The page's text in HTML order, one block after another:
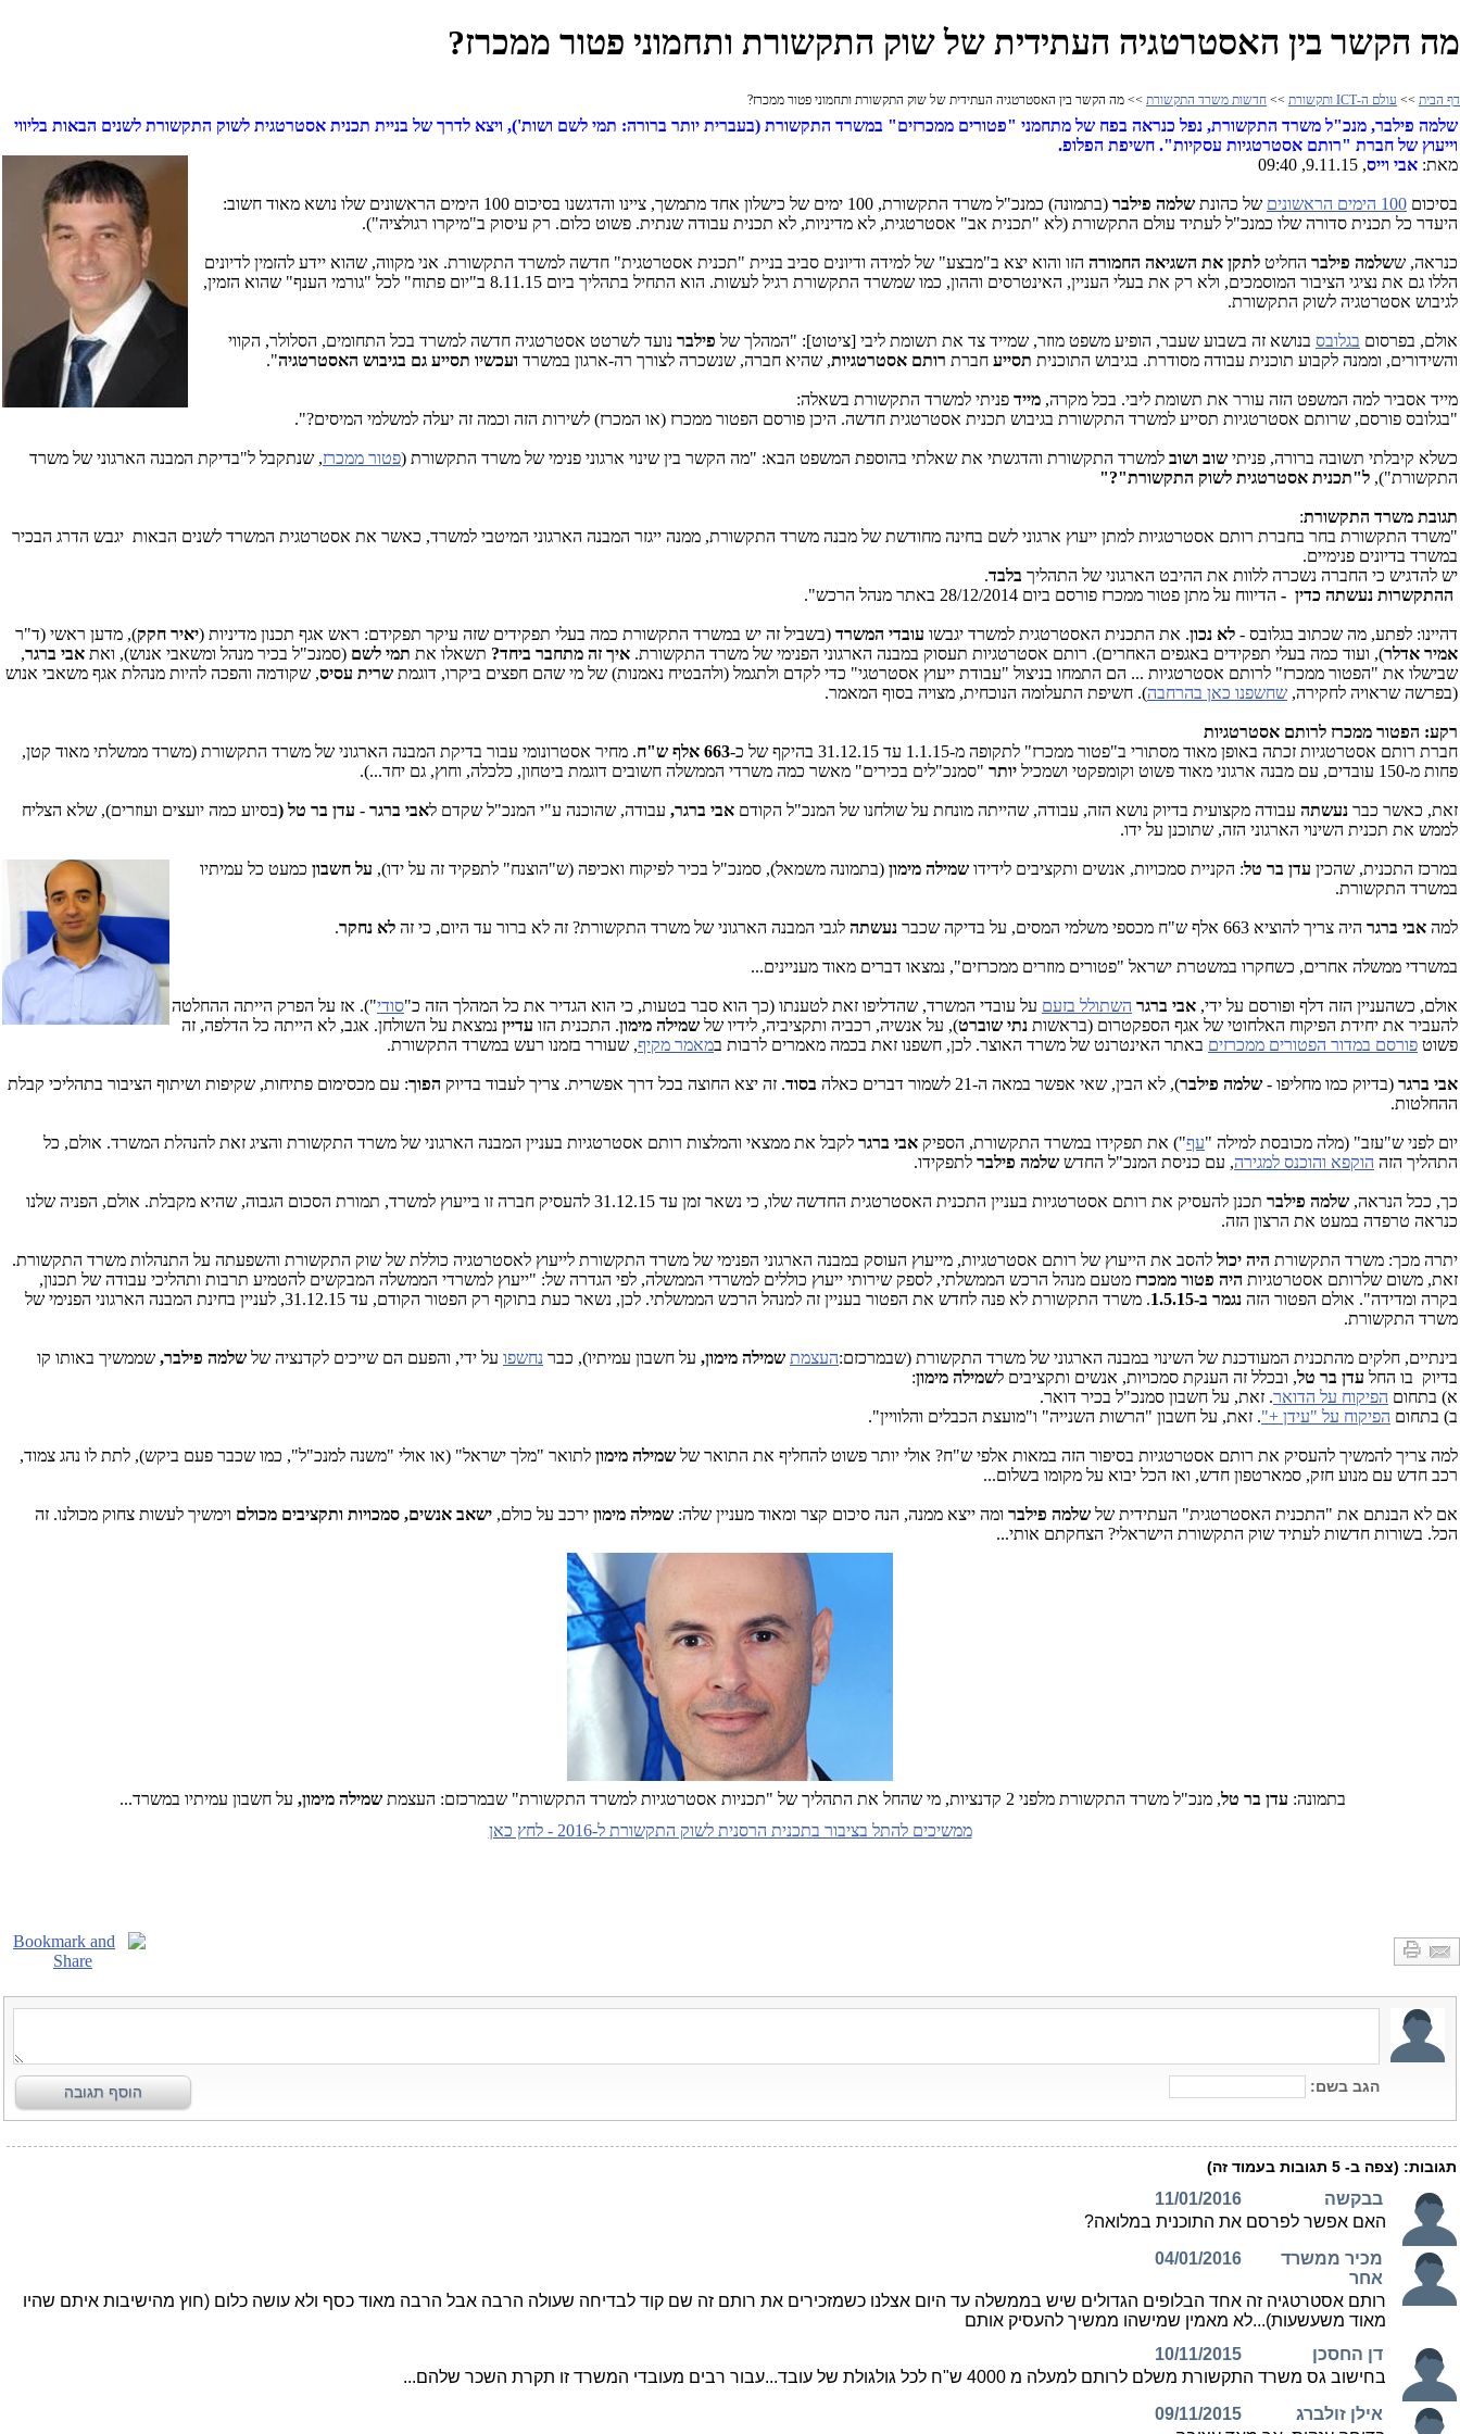
מה הקשר בין האסטרטגיה העתידית של שוק התקשורת ותחמוני פטור ממכרז?
דף הבית >> עולם ה-ICT ותקשורת >> חדשות משרד התקשורת >> מה הקשר בין האסטרטגיה העתידית של שוק התקשורת ותחמוני פטור ממכרז?
שלמה פילבר, מנכ"ל משרד התקשורת, נפל כנראה בפח של מתחמני "פטורים ממכרזים" במשרד התקשורת (בעברית יותר ברורה: תמי לשם ושות'), ויצא לדרך של בניית תכנית אסטרטגית לשוק התקשורת לשנים הבאות בליווי
וייעוץ של חברת "רותם אסטרטגיות עסקיות". חשיפת הפלופ.
מאת: אבי וייס, 9.11.15, 09:40
בסיכום 100 הימים הראשונים של כהונת שלמה פילבר
(בתמונה) כמנכ"ל משרד התקשורת, 100 ימים של כישלון אחד מתמשך, ציינו והדגשנו בסיכום 100 הימים הראשונים שלו נושא מאוד חשוב:
היעדר כל תכנית סדורה שלו כמנכ"ל לעתיד עולם התקשורת (לא "תכנית אב" אסטרטגית, לא מדיניות, לא תכנית עבודה שנתית. פשוט כלום. רק עיסוק ב"מיקרו רגולציה").
כנראה, ששלמה פילבר החליט לתקן את השגיאה החמורה הזו והוא יצא ב"מבצע" של למידה ודיונים סביב בניית "תכנית אסטרטגית" חדשה למשרד התקשורת. אני מקווה, שהוא יידע להזמין לדיונים
הללו גם את נציגי הציבור המוסמכים, ולא רק את בעלי העניין, האינטרסים וההון, כמו שמשרד התקשורת רגיל לעשות. הוא התחיל בתהליך ביום 8.11.15 ב"יום פתוח" לכל "גורמי הענף" שהוא הזמין,
לגיבוש אסטרטגיה לשוק התקשורת.
אולם, בפרסום בגלובס בנושא זה בשבוע שעבר, הופיע משפט מוזר, שמייד צד את תשומת ליבי [ציטוט]: "המהלך של פילבר נועד לשרטט אסטרטגיה חדשה למשרד בכל התחומים, הסלולר, הקווי
והשידורים, וממנה לקבוע תוכנית עבודה מסודרת. בגיבוש התוכנית תסייע חברת רותם אסטרטגיות, שהיא חברה, שנשכרה לצורך רה-ארגון במשרד ועכשיו תסייע גם בגיבוש האסטרטגיה".
מייד אסביר למה המשפט הזה עורר את תשומת ליבי. בכל מקרה, מייד פניתי למשרד התקשורת בשאלה:
"בגלובס פורסם, שרותם אסטרטגיות תסייע למשרד התקשורת בגיבוש תכנית אסטרטגית חדשה. היכן פורסם הפטור ממכרז (או המכרז) לשירות הזה וכמה זה יעלה למשלמי המיסים?".
כשלא קיבלתי תשובה ברורה, פניתי שוב ושוב למשרד התקשורת והדגשתי את שאלתי בהוספת המשפט הבא: "מה הקשר בין שינוי ארגוני פנימי של משרד התקשורת (פטור ממכרז, שנתקבל ל"בדיקת המבנה הארגוני של משרד
התקשורת"), ל"תכנית אסטרטגית לשוק התקשורת"?"
תגובת משרד התקשורת:
"משרד התקשורת בחר בחברת רותם אסטרטגיות למתן ייעוץ ארגוני לשם בחינה מחודשת של מבנה משרד התקשורת, ממנה ייגזר המבנה הארגוני המיטבי למשרד, כאשר את אסטרטגית המשרד לשנים הבאות יגבש הדרג הבכיר
במשרד בדיונים פנימיים.
יש להדגיש כי החברה נשכרה ללוות את ההיבט הארגוני של התהליך בלבד.
ההתקשרות נעשתה כדין - הדיווח על מתן פטור ממכרז פורסם ביום 28/12/2014 באתר מנהל הרכש".
דהיינו: לפתע, מה שכתוב בגלובס - לא נכון. את התכנית האסטרטגית למשרד יגבשו עובדי המשרד (בשביל זה יש במשרד התקשורת כמה בעלי תפקידים שזה עיקר תפקידם: ראש אגף תכנון מדיניות (יאיר חקק), מדען ראשי (ד"ר
אמיר אדלר), ועוד כמה בעלי תפקידים באגפים האחרים). רותם אסטרטגיות תעסוק במבנה הארגוני הפנימי של משרד התקשורת. איך זה מתחבר ביחד? תשאלו את תמי לשם (סמנכ"ל בכיר מנהל ומשאבי אנוש), ואת אבי ברגר,
שבישלו את "הפטור ממכרז" לרותם אסטרטגיות ... הם התמחו בניצול "עבודת ייעוץ אסטרטגי" כדי לקדם ולתגמל (ולהבטיח נאמנות) של מי שהם חפצים ביקרו, דוגמת שרית עסיס, שקודמה והפכה להיות מנהלת אגף משאבי אנוש
(בפרשה שראויה לחקירה, שחשפנו כאן בהרחבה). חשיפת התעלומה הנוכחית, מצויה בסוף המאמר.
רקע: הפטור ממכרז לרותם אסטרטגיות
חברת רותם אסטרטגיות זכתה באופן מאוד מסתורי ב"פטור ממכרז" לתקופה מ-1.1.15 עד 31.12.15 בהיקף של כ-
663 אלף ש"ח
. מחיר אסטרונומי עבור בדיקת המבנה הארגוני של משרד התקשורת (משרד ממשלתי מאוד קטן,
פחות מ-150 עובדים, עם מבנה ארגוני מאוד פשוט וקומפקטי ושמכיל
יותר "סמנכ"לים בכירים" מאשר כמה משרדי הממשלה חשובים דוגמת ביטחון, כלכלה, וחוץ, גם יחד...).
זאת, כאשר כבר נעשתה עבודה מקצועית בדיוק נושא הזה, עבודה, שהייתה מונחת על שולחנו של המנכ"ל הקודם אבי ברגר, עבודה, שהוכנה ע"י המנכ"ל שקדם לאבי ברגר - עדן בר טל (בסיוע כמה יועצים ועוזרים), שלא הצליח
לממש את תכנית השינוי הארגוני הזה, שתוכנן על ידו.
במרכז התכנית, שהכין עדן בר טל: הקניית סמכויות, אנשים ותקציבים לידידו שמילה מימון (בתמונה משמאל), סמנכ"ל בכיר לפיקוח ואכיפה (ש"הוצנח" לתפקיד זה על ידו), על חשבון כמעט כל עמיתיו
במשרד התקשורת.
למה אבי ברגר היה צריך להוציא 663 אלף ש"ח מכספי משלמי המסים, על בדיקה שכבר נעשתה לגבי המבנה הארגוני של משרד התקשורת? זה לא ברור עד היום, כי זה לא נחקר.
במשרדי ממשלה אחרים, כשחקרו במשטרת ישראל "פטורים מוזרים ממכרזים", נמצאו דברים מאוד מעניינים...
אולם, כשהעניין הזה דלף ופורסם על ידי, אבי ברגר השתולל בזעם על עובדי המשרד, שהדליפו זאת לטענתו (כך הוא סבר בטעות, כי הוא הגדיר את כל המהלך הזה כ"סודי"). אז על הפרק הייתה ההחלטה
להעביר את יחידת הפיקוח האלחוטי של אגף הספקטרום (בראשות נתי שוברט), על אנשיה, רכביה ותקציביה, לידיו של שמילה מימון. התכנית הזו עדיין נמצאת על השולחן. אגב, לא הייתה כל הדלפה, זה
פשוט פורסם במדור הפטורים ממכרזים באתר האינטרנט של משרד האוצר. לכן, חשפנו זאת בכמה מאמרים לרבות במאמר מקיף, שעורר בזמנו רעש במשרד התקשורת.
אבי ברגר (בדיוק כמו מחליפו - שלמה פילבר), לא הבין, שאי אפשר במאה ה-21 לשמור דברים כאלה בסוד. זה יצא החוצה בכל דרך אפשרית. צריך לעבוד בדיוק הפוך: עם מכסימום פתיחות, שקיפות ושיתוף הציבור בתהליכי קבלת
ההחלטות.
יום לפני ש"עזב" (מלה מכובסת למילה "עף") את תפקידו במשרד התקשורת, הספיק אבי ברגר לקבל את ממצאי והמלצות רותם אסטרטגיות בעניין המבנה הארגוני של משרד התקשורת והציג זאת להנהלת המשרד. אולם, כל
התהליך הזה הוקפא והוכנס למגירה, עם כניסת המנכ"ל החדש שלמה פילבר לתפקידו.
כך, ככל הנראה, שלמה פילבר
תכנן להעסיק את רותם אסטרטגיות בעניין התכנית האסטרטגית החדשה שלו, כי נשאר זמן עד 31.12.15 להעסיק חברה זו בייעוץ למשרד, תמורת הסכום הגבוה, שהיא מקבלת. אולם, הפניה שלנו
כנראה טרפדה במעט את הרצון הזה.
יתרה מכך: משרד התקשורת היה יכול להסב את הייעוץ של רותם אסטרטגיות, מייעוץ העוסק במבנה הארגוני הפנימי של משרד התקשורת לייעוץ לאסטרטגיה כוללת של שוק התקשורת והשפעתה על התנהלות משרד התקשורת.
זאת, משום שלרותם אסטרטגיות היה פטור ממכרז מטעם מנהל הרכש הממשלתי, לספק שירותי ייעוץ כוללים למשרדי הממשלה, לפי הגדרה של: "ייעוץ למשרדי הממשלה המבקשים להטמיע תרבות ותהליכי עבודה של תכנון,
בקרה ומדידה". אולם הפטור הזה נגמר ב-1.5.15
. משרד התקשורת לא פנה לחדש את הפטור בעניין זה למנהל הרכש הממשלתי. לכן, נשאר כעת בתוקף רק הפטור הקודם, עד 31.12.15, לעניין בחינת המבנה הארגוני הפנימי של
משרד התקשורת.
בינתיים, חלקים מהתכנית המעודכנת של השינוי במבנה הארגוני של משרד התקשורת (שבמרכזם:העצמת שמילה מימון, על חשבון עמיתיו), כבר נחשפו על ידי, והפעם הם שייכים לקדנציה של שלמה פילבר, שממשיך באותו קו
בדיוק בו החל עדן בר טל, ובכלל זה הענקת סמכויות, אנשים ותקציבים לשמילה מימון:
א) בתחום הפיקוח על הדואר. זאת, על חשבון סמנכ"ל בכיר דואר.
ב) בתחום הפיקוח על "עידן +". זאת, על חשבון "הרשות השנייה" ו"מועצת הכבלים והלוויין".
למה צריך להמשיך להעסיק את רותם אסטרטגיות בסיפור הזה במאות אלפי ש"ח? אולי יותר פשוט להחליף את התואר של שמילה מימון לתואר "מלך ישראל" (או אולי "משנה למנכ"ל", כמו שכבר פעם ביקש), לתת לו נהג צמוד,
רכב חדש עם מנוע חזק, סמארטפון חדש, ואז הכל יבוא על מקומו בשלום...
אם לא הבנתם את "התכנית האסטרטגית" העתידית של שלמה פילבר ומה ייצא ממנה, הנה סיכום קצר ומאוד מעניין שלה: שמילה מימון ירכב על כולם, ישאב אנשים, סמכויות ותקציבים מכולם וימשיך לעשות צחוק מכולנו. זה
הכל. בשורות חדשות לעתיד שוק התקשורת הישראלי? הצחקתם אותי...
בתמונה: עדן בר טל, מנכ"ל משרד התקשורת מלפני 2 קדנציות, מי שהחל את התהליך של "תכניות אסטרטגיות למשרד התקשורת" שבמרכזם: העצמת שמילה מימון, על חשבון עמיתיו במשרד...
ממשיכים להתל בציבור בתכנית הרסנית לשוק התקשורת ל-2016 - לחץ כאן